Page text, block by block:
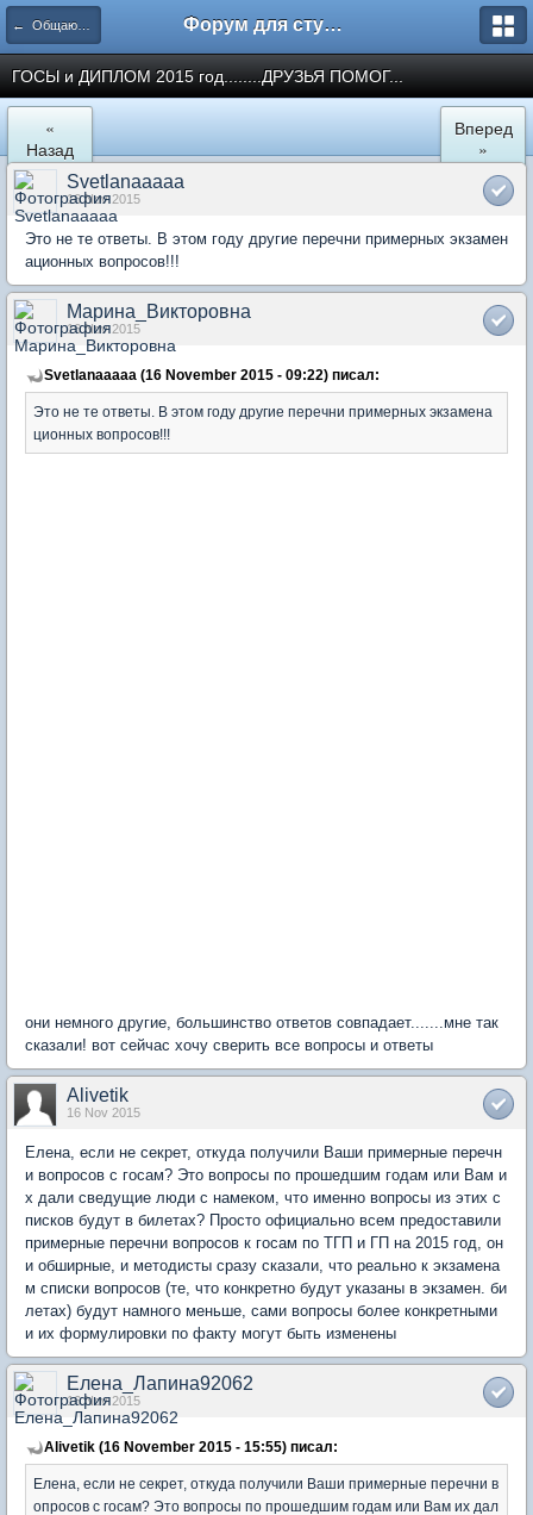
← Общаются юристы Форум для студента СГА
ГОСЫ и ДИПЛОМ 2015 год........ДРУЗЬЯ ПОМОГ...
«
Назад
Вперед
»
Svetlanaaaaa
16 Nov 2015
Это не те ответы. В этом году другие перечни примерных экзамен
ационных вопросов!!!
Марина_Викторовна
16 Nov 2015
Svetlanaaaaa (16 November 2015 - 09:22) писал:
Это не те ответы. В этом году другие перечни примерных экзамена
ционных вопросов!!!
они немного другие, большинство ответов совпадает.......мне так
сказали! вот сейчас хочу сверить все вопросы и ответы
Alivetik
16 Nov 2015
Елена, если не секрет, откуда получили Ваши примерные перечн
и вопросов с госам? Это вопросы по прошедшим годам или Вам и
х дали сведущие люди с намеком, что именно вопросы из этих с
писков будут в билетах? Просто официально всем предоставили
примерные перечни вопросов к госам по ТГП и ГП на 2015 год, он
и обширные, и методисты сразу сказали, что реально к экзамена
м списки вопросов (те, что конкретно будут указаны в экзамен. би
летах) будут намного меньше, сами вопросы более конкретными
и их формулировки по факту могут быть изменены
Елена_Лапина92062
16 Nov 2015
Alivetik (16 November 2015 - 15:55) писал:
Елена, если не секрет, откуда получили Ваши примерные перечни в
опросов с госам? Это вопросы по прошедшим годам или Вам их дал